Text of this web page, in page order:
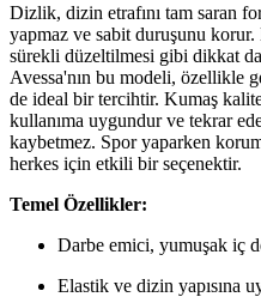
Dizlik, dizin etrafını tam saran
yapmaz ve sabit duruşunu korur.
sürekli düzeltilmesi gibi dikkat
Avessa'nın bu modeli, özellikle
de ideal bir tercihtir. Kumaş
kullanıma uygundur ve tekrar
kaybetmez. Spor yaparken
herkes için etkili bir seçenektir.
Temel Özellikler:
Darbe emici, yumuşak iç
Elastik ve dizin yapısına